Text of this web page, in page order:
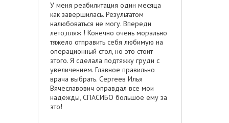
Ответственности никакой и деньги
никто не вернет. Сплошной обман.
У меня реабилитация один месяца
как завершилась. Результатом
налюбоваться не могу. Впереди
лето,пляж ! Конечно очень морально
тяжело отправить себя любимую на
операционный стол, но это стоит
этого. Я сделала подтяжку груди с
увеличением. Главное правильно
врача выбрать. Сергеев Илья
Вячеславович оправдал все мои
надежды, СПАСИБО большое ему за
это!